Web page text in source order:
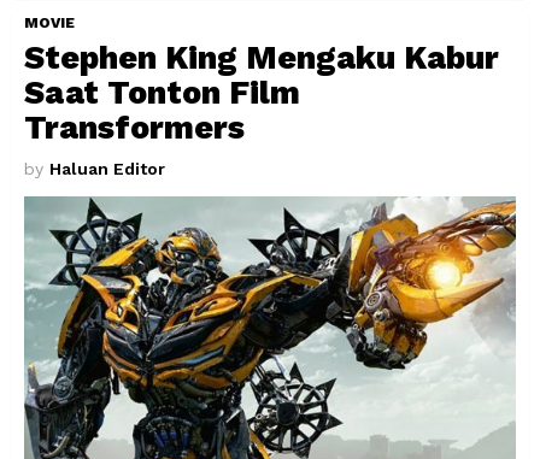
MOVIE
Stephen King Mengaku Kabur
Saat Tonton Film
Transformers
by Haluan Editor